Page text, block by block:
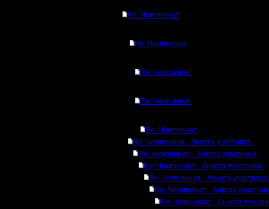
Re: Чемпионат
Re: Чемпионат
Re: Чемпионат
Re: Чемпионат
Re: Чемпионат
Re: Чемпионат. Анкета участника.
Re: Чемпионат. Анкета участника.
Re: Чемпионат. Анкета участника.
Re: Чемпионат. Анкета участника.
Re: Чемпионат. Анкета
Re: Чемпионат. Анкета